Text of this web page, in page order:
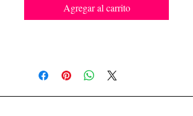
Agregar al carrito